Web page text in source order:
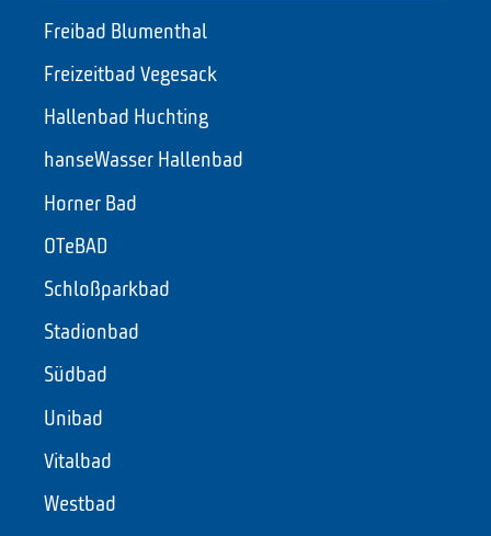
Freibad Blumenthal
Freizeitbad Vegesack
Hallenbad Huchting
hanseWasser Hallenbad
Horner Bad
OTeBAD
Schloßparkbad
Stadionbad
Südbad
Unibad
Vitalbad
Westbad